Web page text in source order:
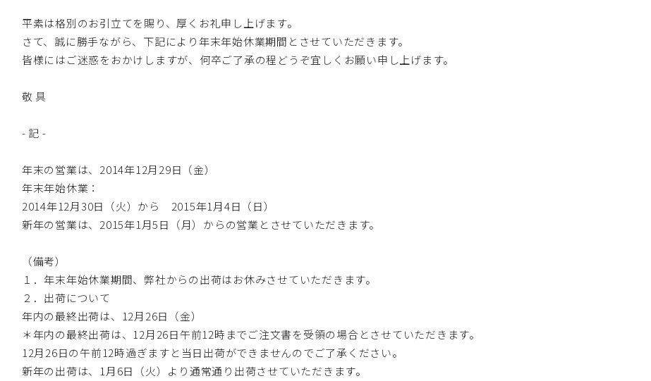
平素は格別のお引立てを賜り、厚くお礼申し上げます。
さて、誠に勝手ながら、下記により年末年始休業期間とさせていただきます。
皆様にはご迷惑をおかけしますが、何卒ご了承の程どうぞ宜しくお願い申し上げます。
敬 具
- 記 -
年末の営業は、2014年12月29日（金）
年末年始休業：
2014年12月30日（火）から 2015年1月4日（日）
新年の営業は、2015年1月5日（月）からの営業とさせていただきます。
（備考）
１．年末年始休業期間、弊社からの出荷はお休みさせていただきます。
２．出荷について
年内の最終出荷は、12月26日（金）
＊年内の最終出荷は、12月26日午前12時までご注文書を受領の場合とさせていただきます。
12月26日の午前12時過ぎますと当日出荷ができませんのでご了承ください。
新年の出荷は、1月6日（火）より通常通り出荷させていただきます。